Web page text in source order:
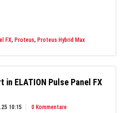
FX, Proteus, Proteus Hybrid Max
in ELATION Pulse Panel FX
10:15 0 Kommentare